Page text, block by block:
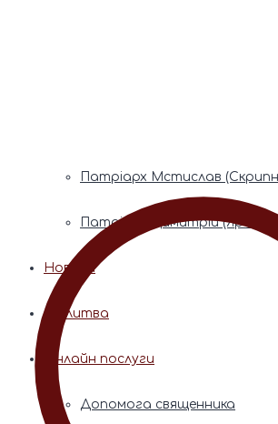
Патріарх Мстислав
Патріарх Димитрій (Ярема)
Новини
Молитва
Онлайн послуги
Допомога священника